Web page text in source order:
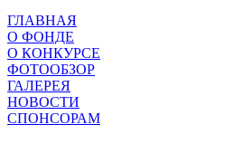
ГЛАВНАЯ
О ФОНДЕ
О КОНКУРСЕ
ФОТООБЗОР
ГАЛЕРЕЯ
НОВОСТИ
СПОНСОРАМ